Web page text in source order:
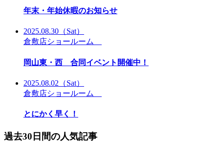
年末・年始休暇のお知らせ
2025.08.30 （Sat）
倉敷店ショールーム
岡山東・西 合同イベント開催中！
2025.08.02 （Sat）
倉敷店ショールーム
とにかく早く！
過去30日間の人気記事